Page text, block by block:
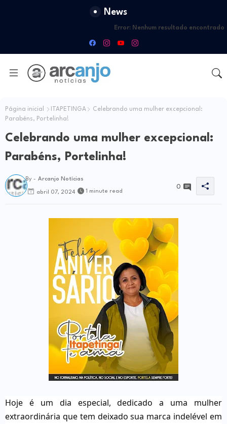
News
Error: Nenhum resultado encontrado
Página inicial ITAPETINGA
Celebrando uma mulher excepcional:
Parabéns, Portelinha!
Celebrando uma mulher excepcional:
Parabéns, Portelinha!
By - Arcanjo Notícias
abril 07, 2024 1 minute read
0
Hoje é um dia especial, dedicado a uma mulher
extraordinária que tem deixado sua marca indelével em